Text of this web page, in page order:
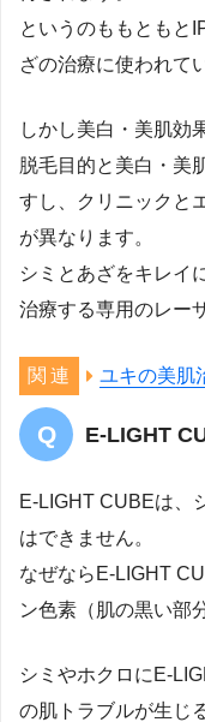
というのももともと
ざの治療に使われて
しかし美白・美肌効
脱毛目的と美白・美
すし、クリニックと
が異なります。
シミとあざをキレイ
治療する専用のレー
ユキの美肌
E-LIGHT
E-LIGHT CUBEは、
はできません。
なぜならE-LIGHT
ン色素（肌の黒い部
シミやホクロにE-
の肌トラブルが生じ